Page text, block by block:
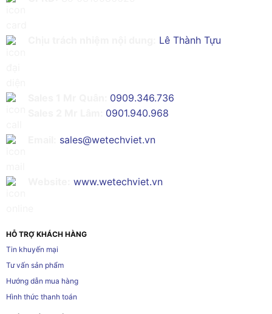
Lê Thành Tựu
0909.346.736
0901.940.968
sales@wetechviet.vn
www.wetechviet.vn
HỖ TRỢ KHÁCH HÀNG
Tin khuyến mại
Tư vấn sản phẩm
Hướng dẫn mua hàng
Hình thức thanh toán